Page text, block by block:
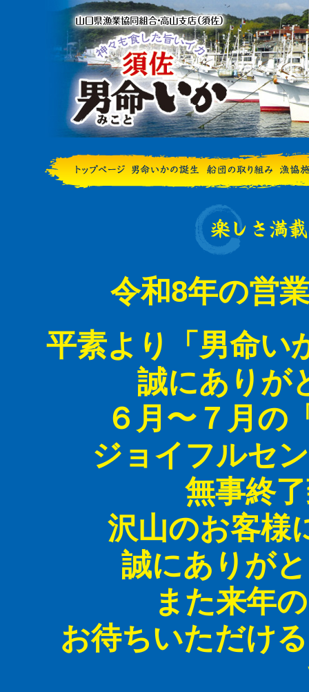
令和8年の営
平素より「男命い
誠にありが
６月〜７月の
ジョイフルセ
無事終
沢山のお客様
誠にありが
また来年
お待ちいただけ